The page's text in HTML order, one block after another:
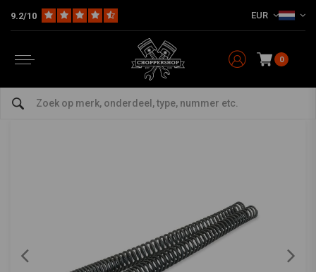
9.2/10 EUR
0
HD Vering Harley Fork Springs Set voor Harley Davidson FLTU Ultra Cl. Tour Glide 1984>
bekijk alles van Hagon
Fork Springs Set voor Harley Davidson FLTU
Ultra Cl. Tour Glide 1984>
0/5 (0 reviews)